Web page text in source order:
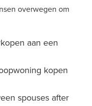
overwegen om
aan een
kopen
spouses after